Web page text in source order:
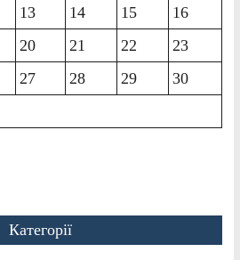
13 14 15
16
20 21 22
23
27 28 29
30
Категорії